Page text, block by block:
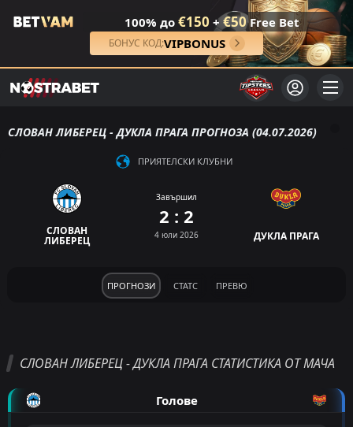
100% до €150 + €50Free Bet
БОНУС КОД:VIPBONUS
СЛОВАН ЛИБЕРЕЦ - ДУКЛА ПРАГА ПРОГНОЗА (04.07.2026)
ПРИЯТЕЛСКИ КЛУБНИ
СЛОВАН
ЛИБЕРЕЦ
Завършил
2 : 2
4 юли 2026 ДУКЛА ПРАГА
ПРОГНОЗИ СТАТС ПРЕВЮ
СЛОВАН ЛИБЕРЕЦ - ДУКЛА ПРАГА СТАТИСТИКА ОТ МАЧА
Голове